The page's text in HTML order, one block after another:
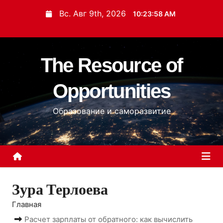
и
с
о
д
Вс. Авг 9th, 2026 10:24:00 AM
The Resource of
Opportunities
Образование и саморазвитие
Зура Терлоева
Главная
Расчет зарплаты от обратного: как вычислить